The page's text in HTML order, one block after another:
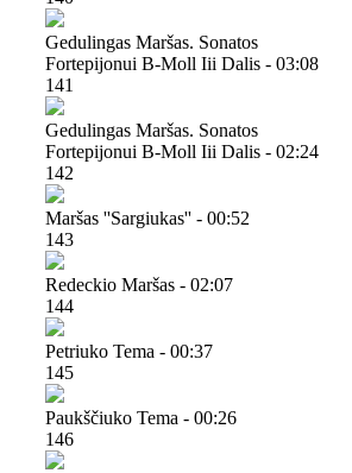
Gedulingas Maršas. Sonatos
Fortepijonui B-Moll Iii Dalis - 03:08
141
Gedulingas Maršas. Sonatos
Fortepijonui B-Moll Iii Dalis - 02:24
142
Maršas ''sargiukas'' - 00:52
143
Redeckio Maršas - 02:07
144
Petriuko Tema - 00:37
145
Paukščiuko Tema - 00:26
146